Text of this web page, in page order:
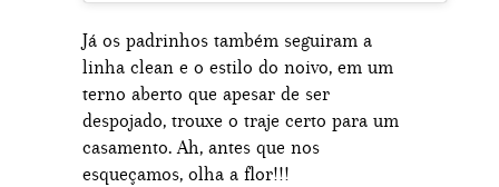
Já os padrinhos também seguiram a
linha clean e o estilo do noivo, em um
terno aberto que apesar de ser
despojado, trouxe o traje certo para um
casamento. Ah, antes que nos
esqueçamos, olha a flor!!!